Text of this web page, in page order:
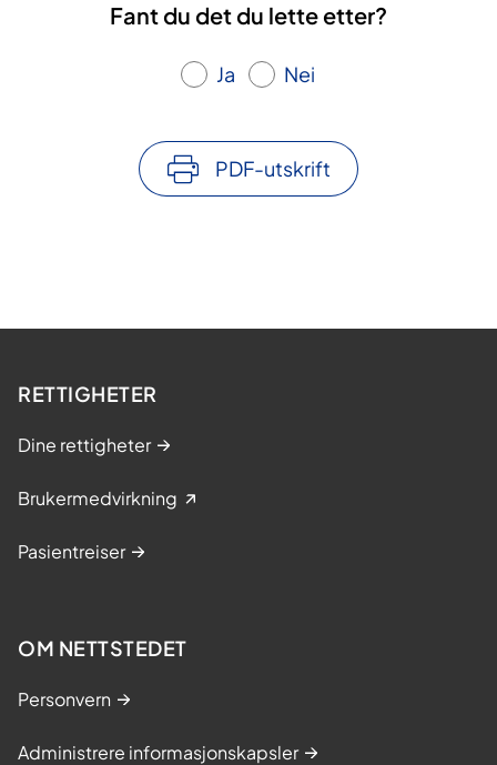
Fant du det du lette etter?
Ja Nei
PDF-utskrift
RETTIGHETER
Dine rettigheter
Brukermedvirkning
Pasientreiser
OM NETTSTEDET
Personvern
Administrere informasjonskapsler